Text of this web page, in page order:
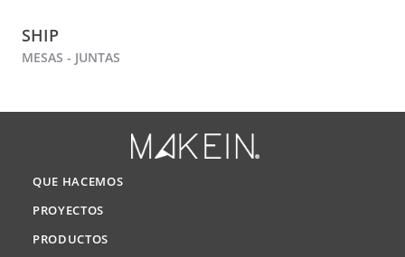
SHIP
MESAS - JUNTAS
QUE HACEMOS
PROYECTOS
PRODUCTOS